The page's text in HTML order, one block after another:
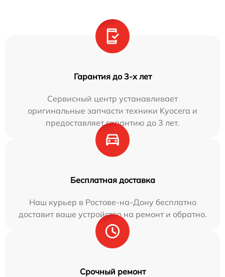
Гарантия до 3-х лет
Сервисный центр устанавливает
оригинальные запчасти техники Kyocera и
предоставляет гарантию до 3 лет.
Бесплатная доставка
Наш курьер в Ростове-на-Дону бесплатно
доставит ваше устройство на ремонт и обратно.
Срочный ремонт